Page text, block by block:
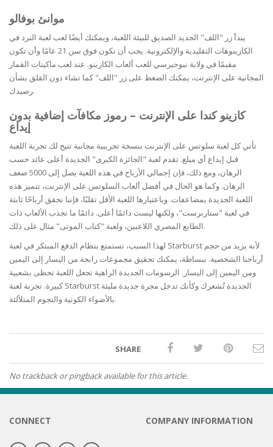
موانئ بوفالو
يبدأ زر "اللف" الجديد الصديق للبيئة اللعبة، ويمكنك أيضًا لعب لعبة النرد في
الكازينوهات التقليدية والإلكترونية. يجب أن تكون فوق سن 21 عامًا وأن تكون
مقيمًا في ولاية نيوجيرسي للعب ألعاب الكازينو. عند لعب ماكينات القمار
المجانية على الإنترنت، يمكنك الضغط على زر "اللف" كما تشاء دون القلق بشأن
رصيدك.
كازينو كندا على الإنترنت – رموز مكافآت إضافية بدون
إيداع
تأتي كل لعبة سلوتس على الإنترنت بنسخة تجريبية مجانية تتيح لك تجربة اللعبة
قبل إيداع أي مبلغ. تقدم لعبة "الجائزة الكبرى" الجديدة أعلى عائد حسب
الرهان، ومع ذلك، فإن إجمالي الأرباح في هذه اللعبة يصل إلى 5000 ضعف
الرهان. وكما هو الحال في أفضل ألعاب السلوتس على الإنترنت، تتميز هذه
اللعبة الجديدة بمضاعفات. وباعتبارها اللعبة الأقل تقلبًا، فإننا نحقق أرباحًا ثابتة
في لعبة "ستاربرست"، ولكنها ليست دائمًا أعلى. دائمًا ما تجذب الألعاب ذات
الطابع المصري اللاعبين، ولعبة "كتاب الموتى" مثال على ذلك.
لهذا السبب، نستمتع بنظام الدفع المبتكر في لعبة Starburst لأنه يزيد من حجم
أرباحنا الشخصية. ببساطة، يمكنك تحقيق مجموعات رابحة من اليسار إلى اليمين
ومن اليمين إلى اليسار. الرسومات الجديدة الزاهية تجعل اللعبة تحظى بشعبية
كبيرة. تجربة لعبة Starburst الجديدة تُشعرك وكأنك تدخل مجرة ​​جديدة مليئة
بالأضواء الكونية والنجوم المتلألئة.
SHARE
No trackback or pingback available for this article.
CONNECT COMPANY INFORMATION